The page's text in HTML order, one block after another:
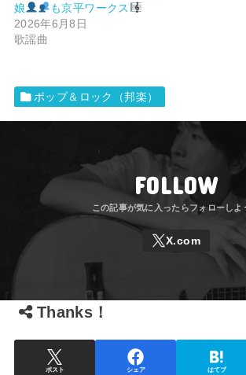
娘
も京平ワークス
2026年6月8日
歌謡曲
ポップ＆ロック（邦楽）
FOLLOW
Thanks！
ポスト シェア はてブ